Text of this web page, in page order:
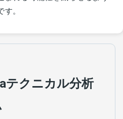
。
テクニカル分析